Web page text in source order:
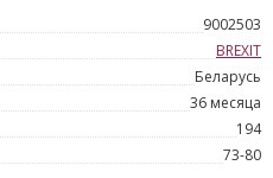
9002503
BREXIT
Беларусь
36 месяца
194
73-80